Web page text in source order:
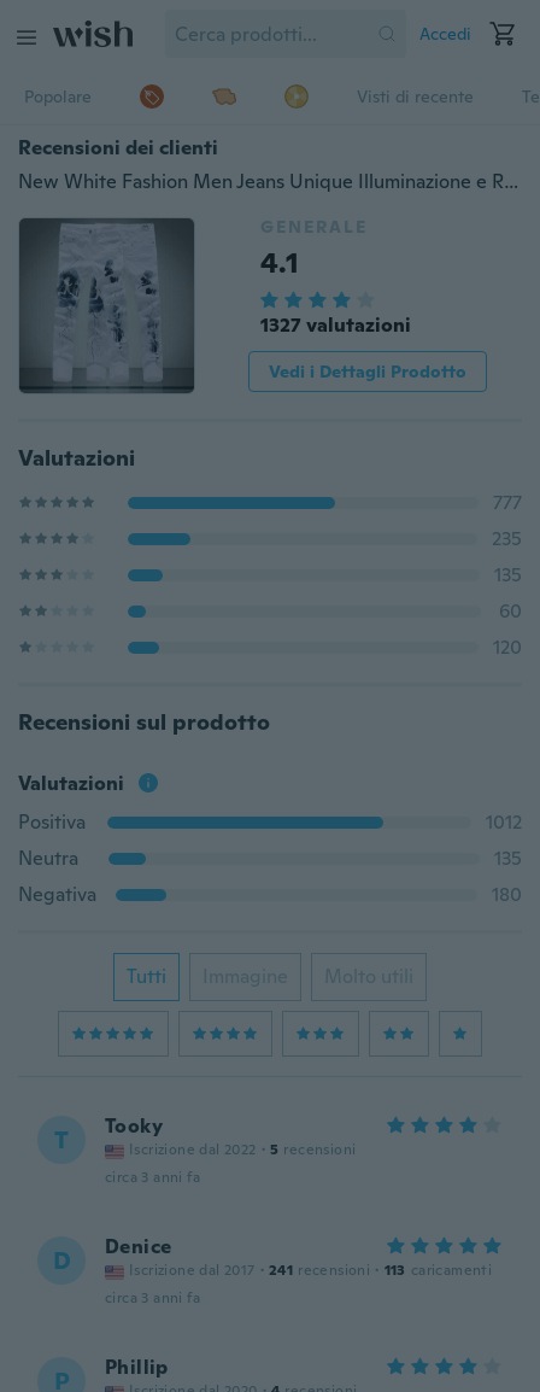
Accedi
Popolare Visti di recente
Recensioni dei clienti
New White Fashion Men Jeans Unique Illuminazione e Running Man Stampa Cotton Large Size 28-40 Jeans per uomo
GENERALE
4.1
1327 valutazioni
Vedi i Dettagli Prodotto
Valutazioni
777
235
135
60
120
Recensioni sul prodotto
Valutazioni
Positiva
1012
Neutra
135
Negativa
180
Tutti Immagine Molto utili
T Tooky
Iscrizione dal 2022 · 5 recensioni
circa 3 anni fa
D Denice
Iscrizione dal 2017 · 241 recensioni · 113 caricamenti
circa 3 anni fa
P Phillip